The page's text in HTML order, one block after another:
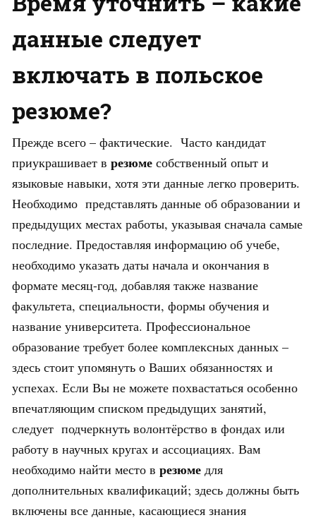
данные следует
включать в польское
резюме?
Прежде всего – фактические. Часто кандидат
приукрашивает в резюме собственный опыт и
языковые навыки, хотя эти данные легко проверить.
Необходимо представлять данные об образовании и
предыдущих местах работы, указывая сначала самые
последние. Предоставляя информацию об учебе,
необходимо указать даты начала и окончания в
формате месяц-год, добавляя также название
факультета, специальности, формы обучения и
название университета. Профессиональное
образование требует более комплексных данных –
здесь стоит упомянуть о Ваших обязанностях и
успехах. Если Вы не можете похвастаться особенно
впечатляющим списком предыдущих занятий,
следует подчеркнуть волонтёрство в фондах или
работу в научных кругах и ассоциациях. Вам
необходимо найти место в резюме для
дополнительных квалификаций; здесь должны быть
включены все данные, касающиеся знания